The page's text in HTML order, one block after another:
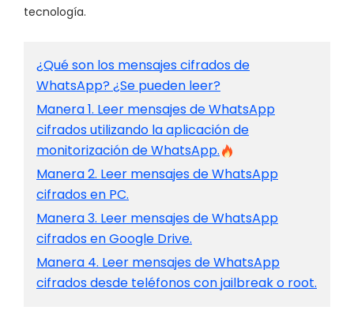
tecnología.
¿Qué son los mensajes cifrados de
WhatsApp? ¿Se pueden leer?
Manera 1. Leer mensajes de WhatsApp
cifrados utilizando la aplicación de
monitorización de WhatsApp.
Manera 2. Leer mensajes de WhatsApp
cifrados en PC.
Manera 3. Leer mensajes de WhatsApp
cifrados en Google Drive.
Manera 4. Leer mensajes de WhatsApp
cifrados desde teléfonos con jailbreak o root.